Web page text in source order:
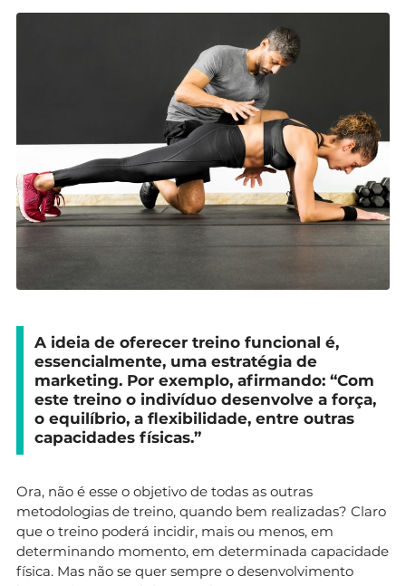
A ideia de oferecer treino funcional é,
essencialmente, uma estratégia de
marketing. Por exemplo, afirmando: “Com
este treino o indivíduo desenvolve a força,
o equilíbrio, a flexibilidade, entre outras
capacidades físicas.”
Ora, não é esse o objetivo de todas as outras
metodologias de treino, quando bem realizadas? Claro
que o treino poderá incidir, mais ou menos, em
determinando momento, em determinada capacidade
física. Mas não se quer sempre o desenvolvimento